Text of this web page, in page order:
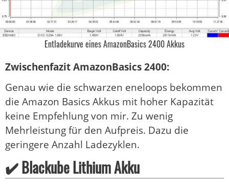
Entladekurve eines AmazonBasics 2400 Akkus
Zwischenfazit AmazonBasics 2400:
Genau wie die schwarzen eneloops bekommen
die Amazon Basics Akkus mit hoher Kapazität
keine Empfehlung von mir. Zu wenig
Mehrleistung für den Aufpreis. Dazu die
geringere Anzahl Ladezyklen.
✔️ Blackube Lithium Akku